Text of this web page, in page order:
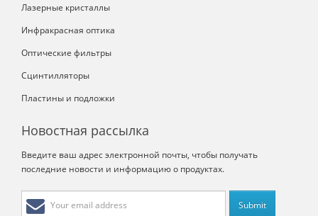
Лазерные кристаллы
Инфракрасная оптика
Оптические фильтры
Сцинтилляторы
Пластины и подложки
Новостная рассылка
Введите ваш адрес электронной почты, чтобы получать
последние новости и информацию о продуктах.